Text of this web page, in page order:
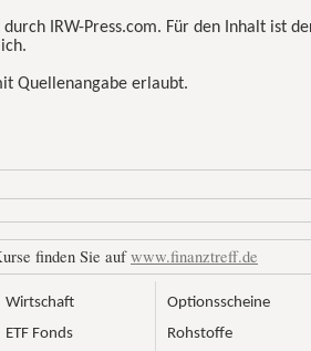
IRW-Press.com. Für den Inhalt ist
Quellenangabe erlaubt.
finden Sie aufwww.finanztreff.de
Wirtschaft
ETF Fonds
Optionsscheine
Rohstoffe